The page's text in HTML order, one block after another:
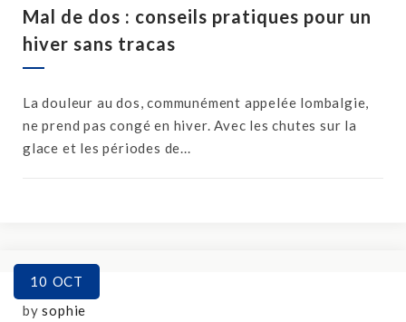
Mal de dos : conseils pratiques pour un
hiver sans tracas
La douleur au dos, communément appelée lombalgie,
ne prend pas congé en hiver. Avec les chutes sur la
glace et les périodes de...
10 OCT
bysophie